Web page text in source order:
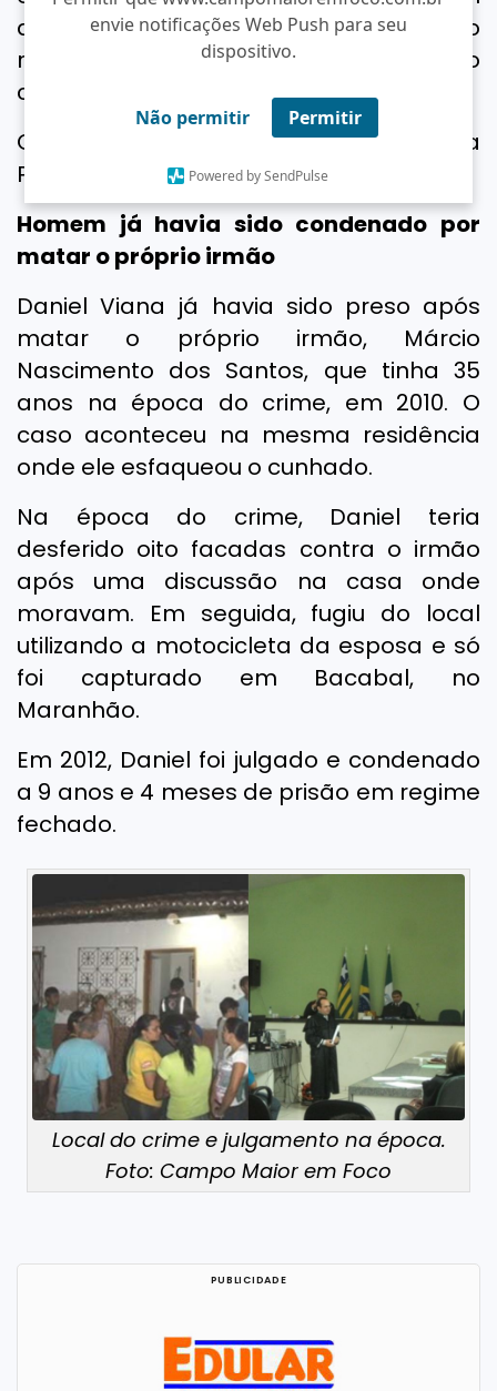
envie notificações Web Push para seu
dispositivo.
Não permitir Permitir
Powered by SendPulse
de Campo Maior. O homem esfaqueado
recebeu alta médica 3 dias após o
crime.
O caso segue sendo investigado pela
Polícia Civil de Campo Maior.
Homem já havia sido condenado por
matar o próprio irmão
Daniel Viana já havia sido preso após
matar o próprio irmão, Márcio
Nascimento dos Santos, que tinha 35
anos na época do crime, em 2010. O
caso aconteceu na mesma residência
onde ele esfaqueou o cunhado.
Na época do crime, Daniel teria
desferido oito facadas contra o irmão
após uma discussão na casa onde
moravam. Em seguida, fugiu do local
utilizando a motocicleta da esposa e só
foi capturado em Bacabal, no
Maranhão.
Em 2012, Daniel foi julgado e condenado
a 9 anos e 4 meses de prisão em regime
fechado.
Local do crime e julgamento na época.
Foto: Campo Maior em Foco